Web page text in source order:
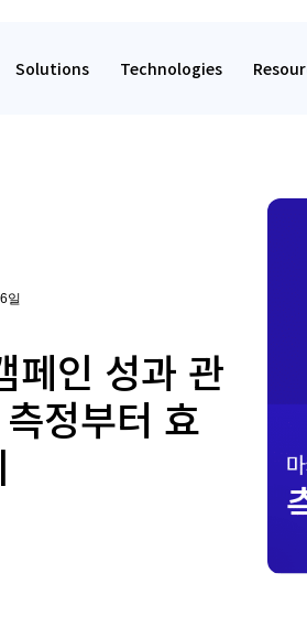
Solutions Technologies
일
페인 성과 관
정부터 효